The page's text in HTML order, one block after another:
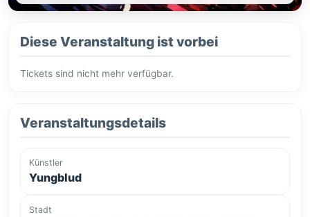
Diese Veranstaltung ist vorbei
Tickets sind nicht mehr verfügbar.
Veranstaltungsdetails
Künstler
Yungblud
Stadt